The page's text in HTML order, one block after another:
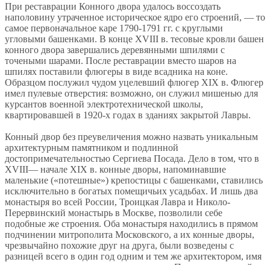
При реставрации Конного двора удалось воссоздать
наполовину утраченное историческое ядро его строений, — то
самое первоначальное каре 1790-1791 гг. с круглыми
угловыми башенками. В конце XVIII в. тесовые кровли башен
конного двора завершались деревянными шпилями с
точеными шарами. После реставрации вместо шаров на
шпилях поставили флюгеры в виде всадника на коне.
Образцом послужил чудом уцелевший флюгер XIX в. Флюгер
имел пулевые отверстия: возможно, он служил мишенью для
курсантов военной электротехнической школы,
квартировавшей в 1920-х годах в зданиях закрытой Лавры.
Конный двор без преувеличения можно назвать уникальным
архитектурным памятником и подлинной
достопримечательностью Сергиева Посада. Дело в том, что в
XVIII— начале XIX в. конные дворы, напоминавшие
маленькие («потешные») крепостицы с башенками, ставились
исключительно в богатых помещичьих усадьбах. И лишь два
монастыря во всей России, Троицкая Лавра и Николо-
Перервинский монастырь в Москве, позволили себе
подобные же строения. Оба монастыря находились в прямом
подчинении митрополита Московского, а их конные дворы,
чрезвычайно похожие друг на друга, были возведены с
разницей всего в один год одним и тем же архитектором, имя